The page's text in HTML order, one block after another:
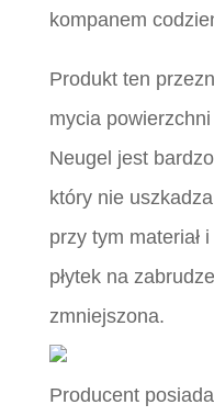
kompanem
Produkt ten
mycia
Neugel jest
który nie
przy tym materiał
płytek na
zmniejszona.
Producent